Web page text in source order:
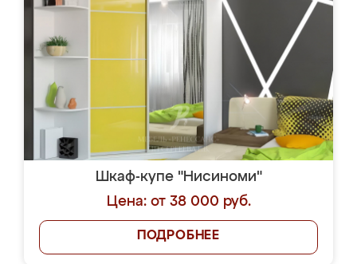
Шкаф-купе "Нисиноми"
Цена: от 38 000 руб.
ПОДРОБНЕЕ